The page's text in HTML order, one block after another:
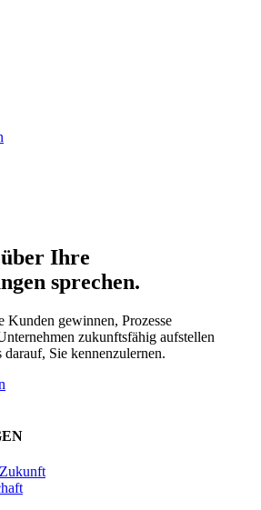
über Ihre
sprechen.
Kunden gewinnen, Prozesse
zukunftsfähig aufstellen
Sie kennenzulernen.
Zukunft